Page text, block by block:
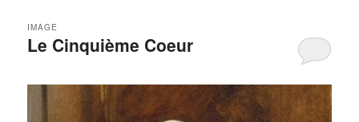
Le Cinquième Coeur
IMAGE